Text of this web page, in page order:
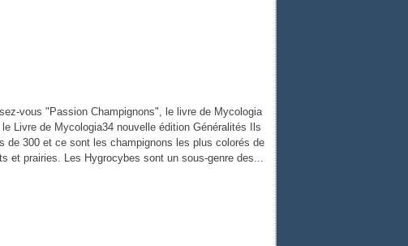
vous "Passion Champignons", le livre de Mycologia
le Livre de Mycologia34 nouvelle édition Généralités Ils
de 300 et ce sont les champignons les plus colorés de
et prairies. Les Hygrocybes sont un sous-genre des...